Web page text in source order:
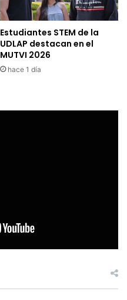
Estudiantes STEM de la
UDLAP destacan en el
MUTVI 2026
hace 1 día